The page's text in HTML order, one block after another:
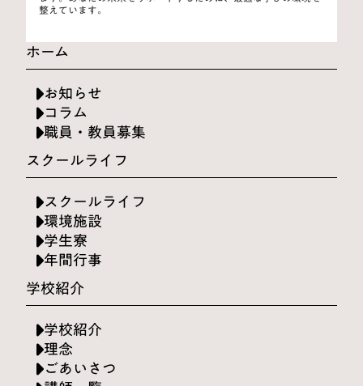
整えています。
ホーム
お知らせ
コラム
職員・教員募集
スクールライフ
スクールライフ
環境施設
学生寮
年間行事
学校紹介
学校紹介
理念
ごあいさつ